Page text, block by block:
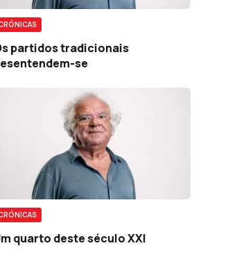
partidos tradicionais
se
quarto deste século XXI